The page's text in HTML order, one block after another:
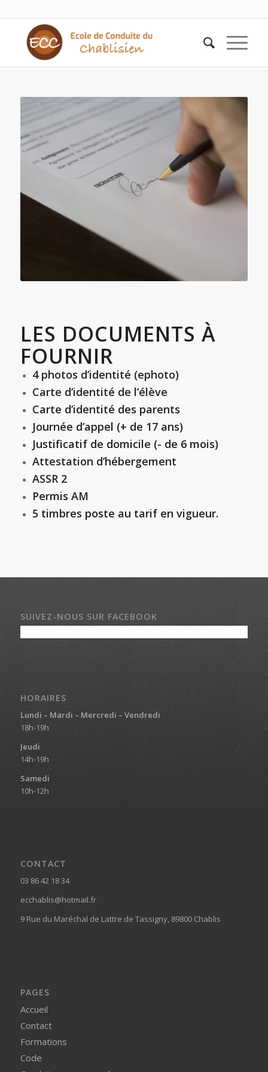
LES DOCUMENTS À
FOURNIR
4 photos d’identité (ephoto)
Carte d’identité de l’élève
Carte d’identité des parents
Journée d’appel (+ de 17 ans)
Justificatif de domicile (- de 6 mois)
Attestation d’hébergement
ASSR 2
Permis AM
5 timbres poste au tarif en vigueur.
SUIVEZ-NOUS SUR FACEBOOK
HORAIRES
Lundi – Mardi – Mercredi – Vendredi
18h-19h
Jeudi
14h-19h
Samedi
10h-12h
CONTACT
03 86 42 18 34
ecchablis@hotmail.fr
9 Rue du Maréchal de Lattre de Tassigny, 89800 Chablis
PAGES
Accueil
Contact
Formations
Code